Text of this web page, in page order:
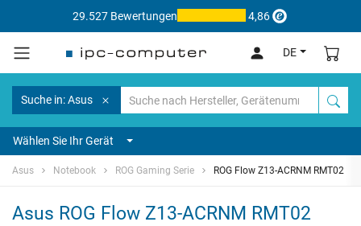
29.527 Bewertungen 4,86
DE
Suche in: Asus
Wählen Sie Ihr Gerät
Asus Notebook ROG Gaming Serie ROG Flow Z13-ACRNM RMT02
Asus ROG Flow Z13-ACRNM RMT02